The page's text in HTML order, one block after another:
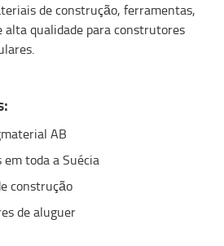
de construção, ferramentas,
alta qualidade para construtores
AB
toda a Suécia
construção
de aluguer